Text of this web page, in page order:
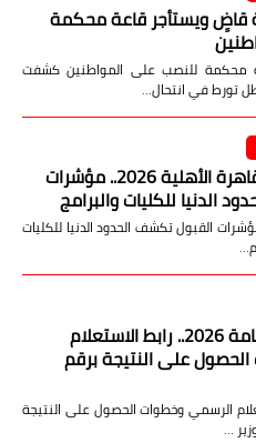
ويستأجر قاعة محكمة
محكمة للنصب على المواطنين كشفت
تورط في انتحال…
تنسيق جامعة القاهرة الأهلية 2026.. مؤشرات
الدنيا للكليات والبرامج
القاهرة الأهلية 2026.. مؤشرات القبول تكشف الحدود الدنيا للكليات
نتيجة الثانوية العامة 2026.. رابط الاستعلام
على النتيجة برقم
2026.. رابط الاستعلام الرسمي وخطوات الحصول على النتيجة
…